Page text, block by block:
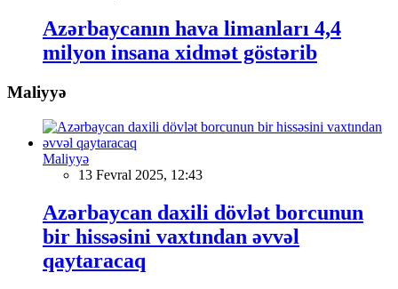
Azərbaycanın hava limanları 4,4
milyon insana xidmət göstərib
Maliyyə
Maliyyə
13 Fevral 2025, 12:43
Azərbaycan daxili dövlət borcunun
bir hissəsini vaxtından əvvəl
qaytaracaq